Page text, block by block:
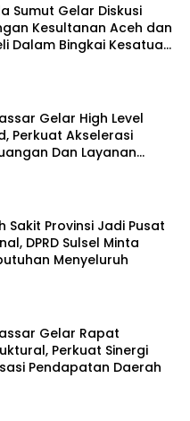
Sumut Gelar Diskusi
Kesultanan Aceh dan
Dalam Bingkai Kesatuan
Gelar High Level
Perkuat Akselerasi
Dan Layanan
Sakit Provinsi Jadi Pusat
DPRD Sulsel Minta
Menyeluruh
Gelar Rapat
Perkuat Sinergi
Pendapatan Daerah